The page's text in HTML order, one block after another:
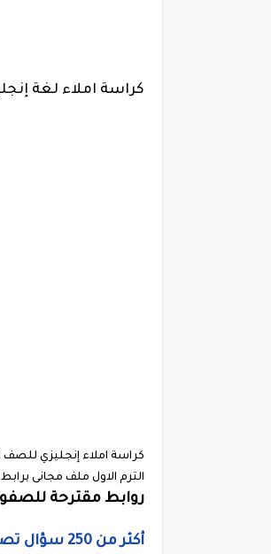
كراسة املاء لغة
الترم الاول ملف مجانى
روابط مقترحة للصفوف
أكثر من